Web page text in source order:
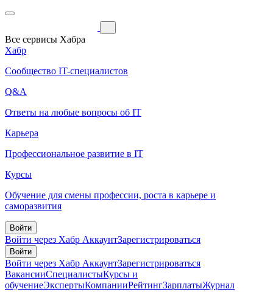
Все сервисы Хабра
Хабр
Сообщество IT-специалистов
Q&A
Ответы на любые вопросы об IT
Карьера
Профессиональное развитие в IT
Курсы
Обучение для смены профессии, роста в карьере и
саморазвития
Войти
Войти через Хабр АккаунтЗарегистрироваться
Войти
Войти через Хабр АккаунтЗарегистрироваться
ВакансииСпециалистыКурсы и
обучениеЭкспертыКомпанииРейтингЗарплатыЖурнал